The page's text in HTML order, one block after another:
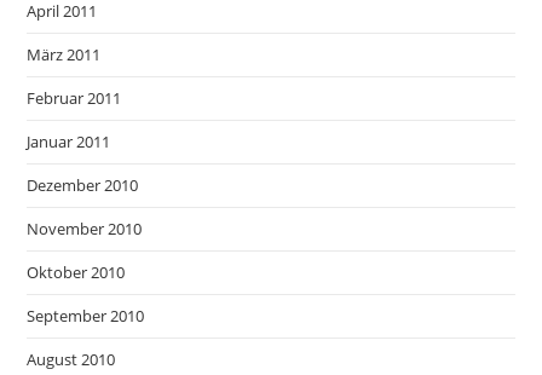
April 2011
März 2011
Februar 2011
Januar 2011
Dezember 2010
November 2010
Oktober 2010
September 2010
August 2010